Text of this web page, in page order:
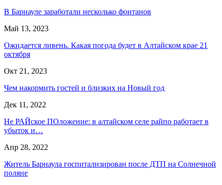
В Барнауле заработали несколько фонтанов
Май 13, 2023
Ожидается ливень. Какая погода будет в Алтайском крае 21
октября
Окт 21, 2023
Чем накормить гостей и близких на Новый год
Дек 11, 2022
Не РАЙское ПОложение: в алтайском селе райпо работает в
убыток и…
Апр 28, 2022
Житель Барнаула госпитализирован после ДТП на Солнечной
поляне